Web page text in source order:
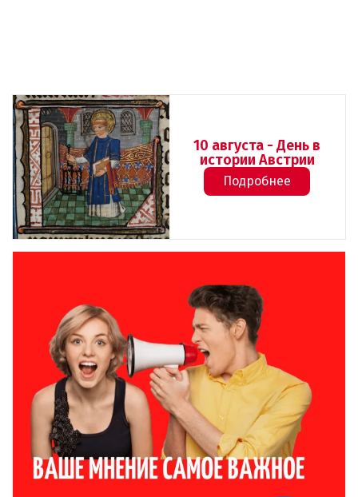
10 августа - День в
истории Австрии
Подробнее